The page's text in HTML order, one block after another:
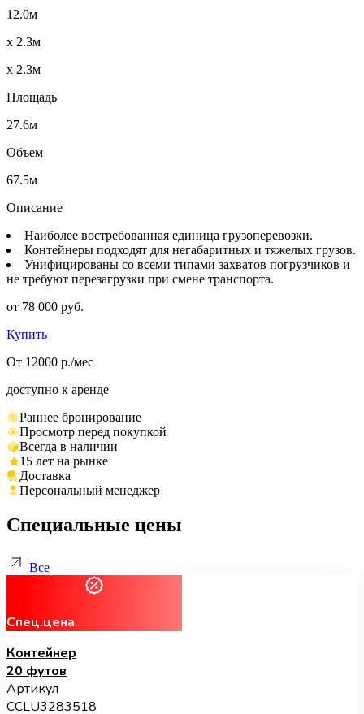
12.0м
x 2.3м
x 2.3м
Площадь
27.6м
Объем
67.5м
Описание
Наиболее востребованная единица грузоперевозки.
Контейнеры подходят для негабаритных и тяжелых грузов.
Унифицированы со всеми типами захватов погрузчиков и
не требуют перезагрузки при смене транспорта.
от 78 000 руб.
Купить
От 12000 р./мес
доступно к аренде
Раннее бронирование
Просмотр перед покупкой
Всегда в наличии
15 лет на рынке
Доставка
Персональный менеджер
Специальные цены
Все
Спец.цена
Контейнер
20 футов
Артикул
CCLU3283518